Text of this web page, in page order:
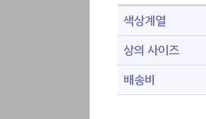
색상계열
상의 사이즈
배송비